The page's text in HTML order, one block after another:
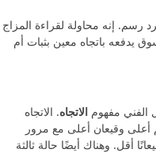
رسم. إنه محاولة لقراءة المزاج
يدفعه باتجاه معين بثبات أم
الفني مفهوم الاتجاه. الاتجاه
وقيعان أعلى مع مرور
أقل. وهناك أيضًا حالة ثالثة